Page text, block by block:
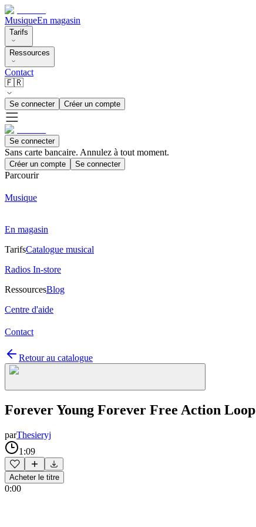
MusiqueEn magasin
Tarifs
Ressources
Contact
🇫🇷
Se connecter Créer un compte
Se connecter
Sans carte bancaire. Annulez à tout moment.
Créer un compte Se connecter
Parcourir
Musique
En magasin
TarifsCatalogue musical
Radios In-store
RessourcesBlog
Centre d'aide
Contact
Retour au catalogue
Forever Young Forever Free Action Loop
parThesieryj
1:09
Acheter le titre
0:00